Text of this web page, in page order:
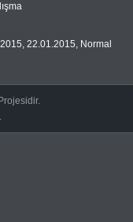
, 22.01.2015, Normal
Projesidir.